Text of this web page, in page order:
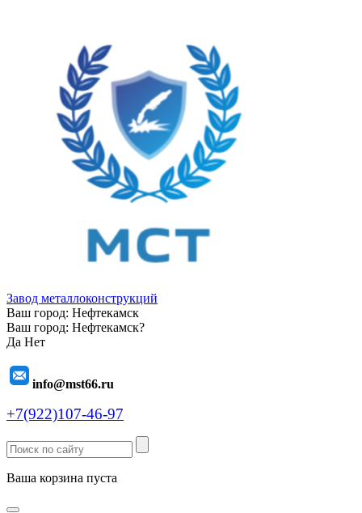
Завод металлоконструкций
Ваш город: Нефтекамск
Ваш город: Нефтекамск?
Да Нет
info@mst66.ru
+7(922)107-46-97
Ваша корзина пуста